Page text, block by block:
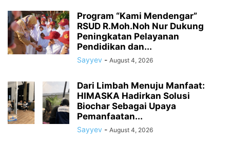
Program “Kami Mendengar”
RSUD R.Moh.Noh Nur Dukung
Peningkatan Pelayanan
Pendidikan dan...
Sayyev - August 4, 2026
Dari Limbah Menuju Manfaat:
HIMASKA Hadirkan Solusi
Biochar Sebagai Upaya
Pemanfaatan...
Sayyev - August 4, 2026